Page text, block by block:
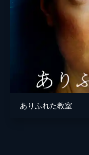
ありふれた教室